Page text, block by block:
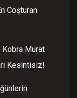
Coşturan
Murat
Kesintisiz!